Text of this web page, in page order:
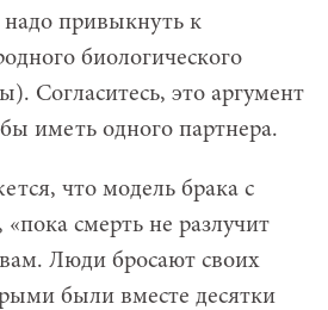
привыкнуть к
биологического
Согласитесь, это аргумент
иметь одного партнера.
что модель брака с
смерть не разлучит
Люди бросают своих
были вместе десятки